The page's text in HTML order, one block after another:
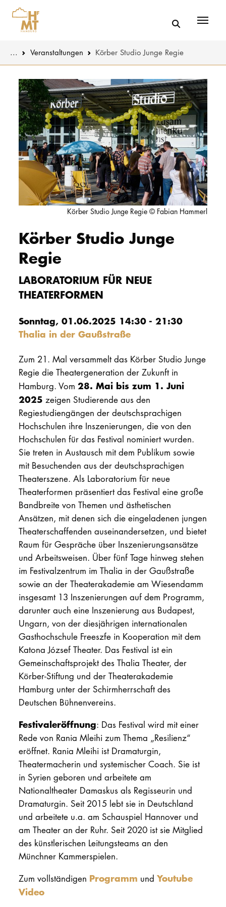
You are here:
... Veranstaltungen Körber Studio Junge Regie
Körber Studio Junge Regie © Fabian Hammerl
Körber Studio Junge
Regie
LABORATORIUM FÜR NEUE
THEATERFORMEN
Sonntag, 01.06.2025 14:30 - 21:30
Thalia in der Gaußstraße
Zum 21. Mal versammelt das Körber Studio Junge
Regie die Theatergeneration der Zukunft in
Hamburg. Vom 28. Mai bis zum 1. Juni
2025 zeigen Studierende aus den
Regiestudiengängen der deutschsprachigen
Hochschulen ihre Inszenierungen, die von den
Hochschulen für das Festival nominiert wurden.
Sie treten in Austausch mit dem Publikum sowie
mit Besuchenden aus der deutschsprachigen
Theaterszene. Als Laboratorium für neue
Theaterformen präsentiert das Festival eine große
Bandbreite von Themen und ästhetischen
Ansätzen, mit denen sich die eingeladenen jungen
Theaterschaffenden auseinandersetzen, und bietet
Raum für Gespräche über Inszenierungsansätze
und Arbeitsweisen. Über fünf Tage hinweg stehen
im Festivalzentrum im Thalia in der Gaußstraße
sowie an der Theaterakademie am Wiesendamm
insgesamt 13 Inszenierungen auf dem Programm,
darunter auch eine Inszenierung aus Budapest,
Ungarn, von der diesjährigen internationalen
Gasthochschule Freeszfe in Kooperation mit dem
Katona József Theater. Das Festival ist ein
Gemeinschaftsprojekt des Thalia Theater, der
Körber-Stiftung und der Theaterakademie
Hamburg unter der Schirmherrschaft des
Deutschen Bühnenvereins.
Festivaleröffnung: Das Festival wird mit einer
Rede von Rania Mleihi zum Thema „Resilienz“
eröffnet. Rania Mleihi ist Dramaturgin,
Theatermacherin und systemischer Coach. Sie ist
in Syrien geboren und arbeitete am
Nationaltheater Damaskus als Regisseurin und
Dramaturgin. Seit 2015 lebt sie in Deutschland
und arbeitete u.a. am Schauspiel Hannover und
am Theater an der Ruhr. Seit 2020 ist sie Mitglied
des künstlerischen Leitungsteams an den
Münchner Kammerspielen.
Zum vollständigen Programm und Youtube
Video
MUSIK
THEATER
KULTUR-
Online-
Aktuelles
Über uns
Organisation
Service
Netzwerk